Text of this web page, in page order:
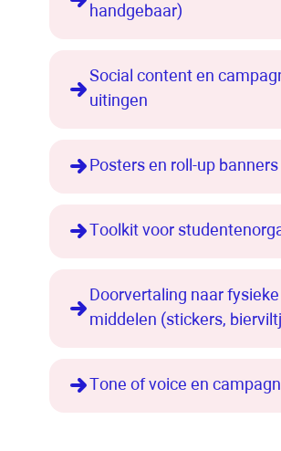
handgebaar)
Social content en
uitingen
Posters en roll-up banners
Toolkit voor
Doorvertaling naar fysieke
middelen (stickers,
Tone of voice en